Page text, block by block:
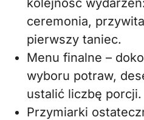
kolejność
ceremonia,
pierwszy taniec.
Menu finalne –
wyboru potraw,
ustalić liczbę porcji.
Przymiarki